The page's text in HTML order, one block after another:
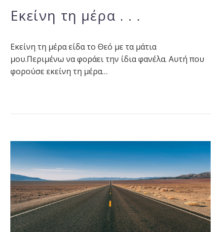
Εκείνη τη μέρα . . .
Εκείνη τη μέρα είδα το Θεό με τα μάτια
μου.Περιμένω να φοράει την ίδια φανέλα. Αυτή που
φορούσε εκείνη τη μέρα…